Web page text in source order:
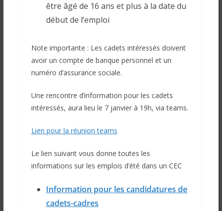
être âgé de 16 ans et plus à la date du
début de l’emploi
Note importante : Les cadets intéressés doivent
avoir un compte de banque personnel et un
numéro d’assurance sociale.
Une rencontre d’information pour les cadets
intéressés, aura lieu le 7 janvier à 19h, via teams.
Lien pour la réunion teams
Le lien suivant vous donne toutes les
informations sur les emplois d’été dans un CEC
Information pour les candidatures de
cadets-cadres